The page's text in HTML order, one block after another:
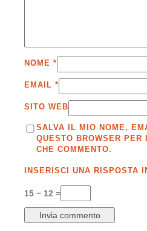
NOME *
EMAIL *
SITO WEB
SALVA IL MIO NOME,
QUESTO BROWSER PER
CHE COMMENTO.
INSERISCI UNA RISPOSTA
15 − 12 =